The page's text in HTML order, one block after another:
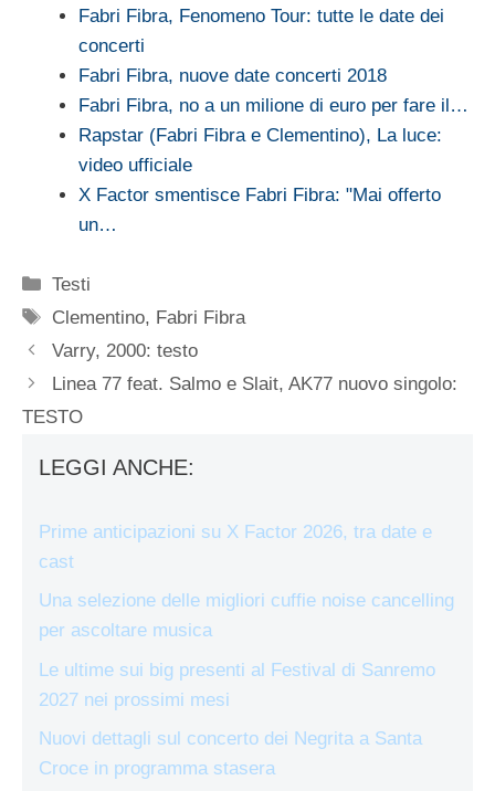
Fabri Fibra, Fenomeno Tour: tutte le date dei
concerti
Fabri Fibra, nuove date concerti 2018
Fabri Fibra, no a un milione di euro per fare il…
Rapstar (Fabri Fibra e Clementino), La luce:
video ufficiale
X Factor smentisce Fabri Fibra: "Mai offerto
un…
Categorie
Testi
Tag
Clementino, Fabri Fibra
Varry, 2000: testo
Linea 77 feat. Salmo e Slait, AK77 nuovo singolo:
TESTO
LEGGI ANCHE:
Prime anticipazioni su X Factor 2026, tra date e
cast
Una selezione delle migliori cuffie noise cancelling
per ascoltare musica
Le ultime sui big presenti al Festival di Sanremo
2027 nei prossimi mesi
Nuovi dettagli sul concerto dei Negrita a Santa
Croce in programma stasera